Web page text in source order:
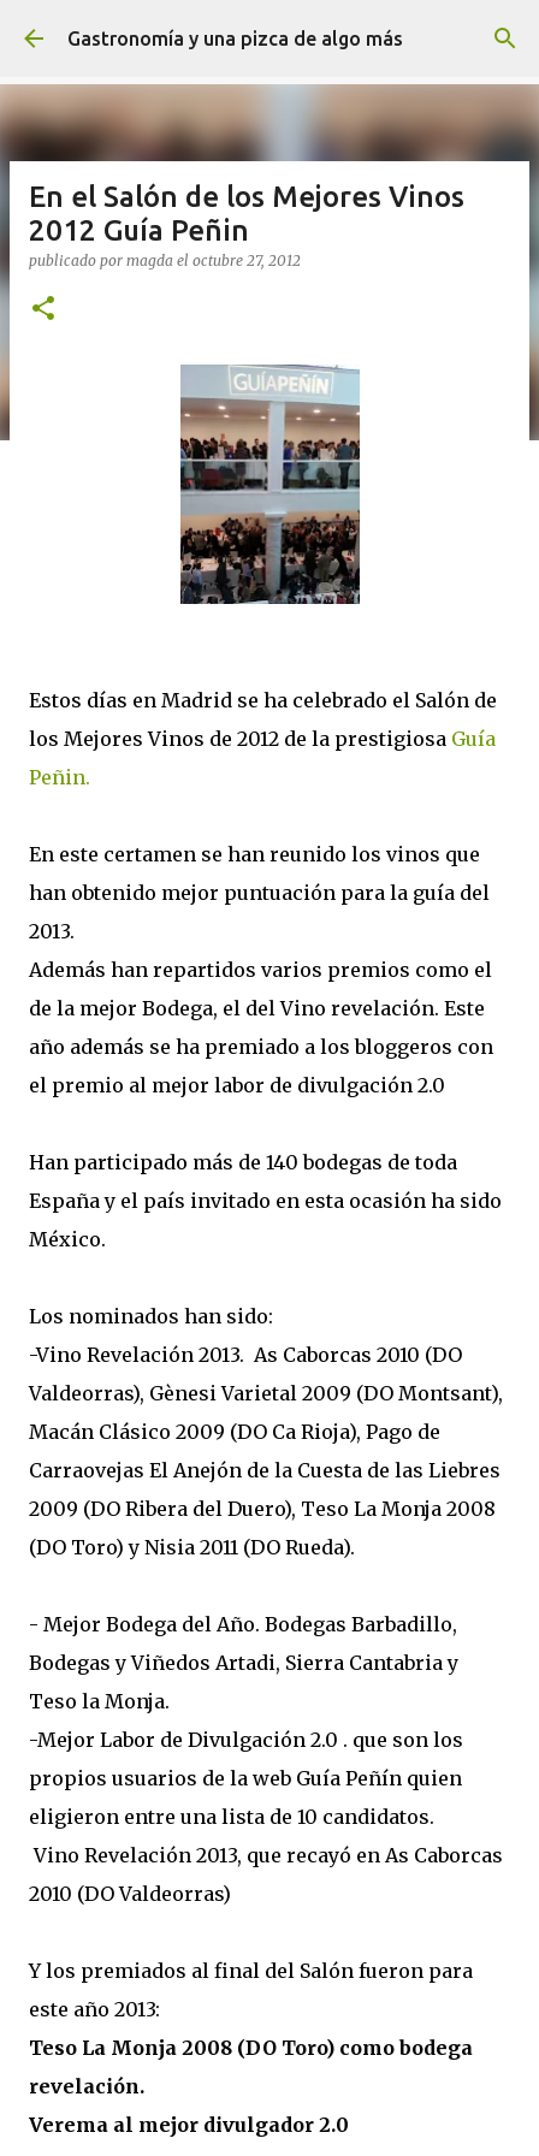
Ir al contenido principal
Gastronomía y una pizca de algo más
En el Salón de los Mejores Vinos
2012 Guía Peñin
publicado por magda el octubre 27, 2012
Estos días en Madrid se ha celebrado el Salón de
los Mejores Vinos de 2012 de la prestigiosa Guía
Peñin.
En este certamen se han reunido los vinos que
han obtenido mejor puntuación para la guía del
2013.
Además han repartidos varios premios como el
de la mejor Bodega, el del Vino revelación. Este
año además se ha premiado a los bloggeros con
el premio al mejor labor de divulgación 2.0
Han participado más de 140 bodegas de toda
España y el país invitado en esta ocasión ha sido
México.
Los nominados han sido:
-Vino Revelación 2013. As Caborcas 2010 (DO
Valdeorras), Gènesi Varietal 2009 (DO Montsant),
Macán Clásico 2009 (DO Ca Rioja), Pago de
Carraovejas El Anejón de la Cuesta de las Liebres
2009 (DO Ribera del Duero), Teso La Monja 2008
(DO Toro) y Nisia 2011 (DO Rueda).
- Mejor Bodega del Año. Bodegas Barbadillo,
Bodegas y Viñedos Artadi, Sierra Cantabria y
Teso la Monja.
-Mejor Labor de Divulgación 2.0 . que son los
propios usuarios de la web Guía Peñín quien
eligieron entre una lista de 10 candidatos.
Vino Revelación 2013, que recayó en As Caborcas
2010 (DO Valdeorras)
Y los premiados al final del Salón fueron para
este año 2013:
Teso La Monja 2008 (DO Toro) como bodega
revelación.
Verema al mejor divulgador 2.0